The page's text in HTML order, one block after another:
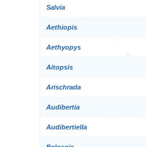
Salvia
Aethiopis
Aethyopys
Aitopsis
Arischrada
Audibertia
Audibertiella